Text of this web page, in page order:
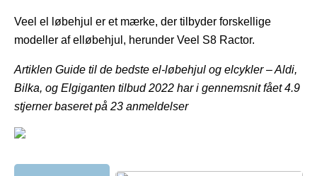
Veel el løbehjul er et mærke, der tilbyder forskellige
modeller af elløbehjul, herunder Veel S8 Ractor.
Artiklen Guide til de bedste el-løbehjul og elcykler – Aldi,
Bilka, og Elgiganten tilbud 2022 har i gennemsnit fået4.9
stjerner baseret på 23 anmeldelser